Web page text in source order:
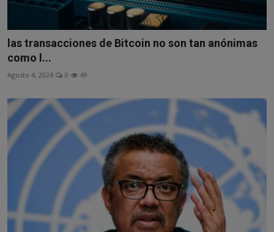
las transacciones de Bitcoin no son tan anónimas
como l...
Agosto 4, 2024 0 49